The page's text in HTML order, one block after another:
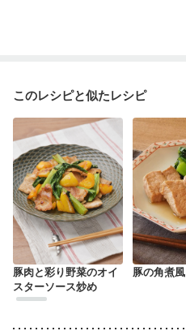
このレシピと似たレシピ
豚肉と彩り野菜のオイ
スターソース炒め
豚の角煮風